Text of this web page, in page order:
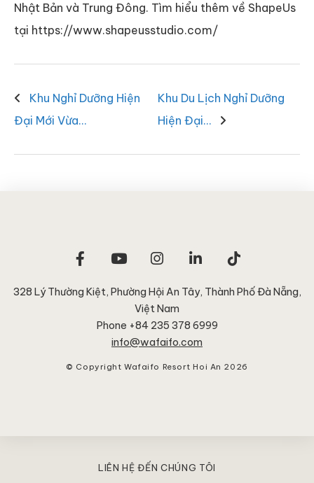
Nhật Bản và Trung Đông. Tìm hiểu thêm về ShapeUs
tại https://www.shapeusstudio.com/
Khu Nghỉ Dưỡng Hiện
Đại Mới Vừa…
Khu Du Lịch Nghỉ Dưỡng
Hiện Đại…
328 Lý Thường Kiệt, Phường Hội An Tây, Thành Phố Đà Nẵng,
Việt Nam
Phone +84 235 378 6999
info@wafaifo.com
© Copyright Wafaifo Resort Hoi An 2026
LIÊN HỆ ĐẾN CHÚNG TÔI